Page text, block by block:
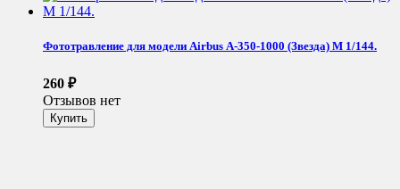
Фототравление для модели Airbus А-350-1000 (Звезда) М 1/144.
260 ₽
Отзывов нет